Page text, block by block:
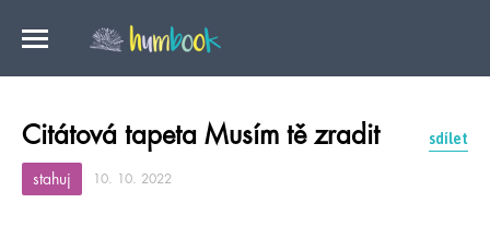
Citátová tapeta Musím tě zradit sdílet
stahuj 10. 10. 2022